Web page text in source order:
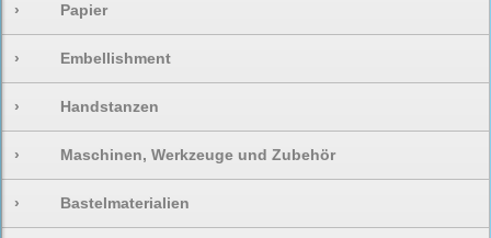
› Papier
› Embellishment
› Handstanzen
› Maschinen, Werkzeuge und Zubehör
› Bastelmaterialien